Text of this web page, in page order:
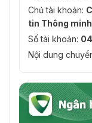
Chủ tài khoản:
tin Thông
Số tài khoản:
Nội dung